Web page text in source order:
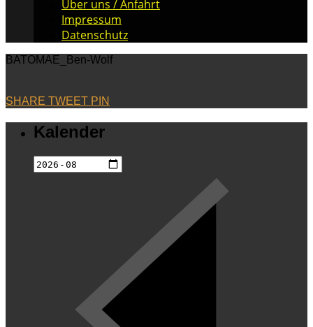
Über uns / Anfahrt
Impressum
Datenschutz
BATOMAE_Ben-Wolf
SHARE TWEET PIN
Kalender